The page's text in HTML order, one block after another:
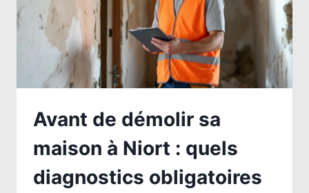
Avant de démolir sa
maison à Niort : quels
diagnostics obligatoires